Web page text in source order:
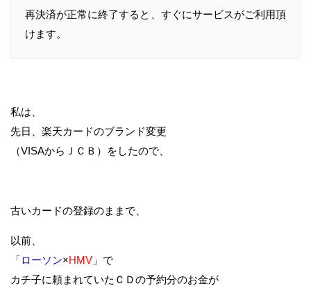
再決済が正常に終了すると、すぐにサービスがご利用頂
けます。
私は、
先日、楽天カードのブランド変更
（VISAからＪＣＢ）をしたので、
古いカードの登録のままで、
以前、
「ローソン×HMV 」で
カチ子に頼まれていたＣＤの予約分のお金が